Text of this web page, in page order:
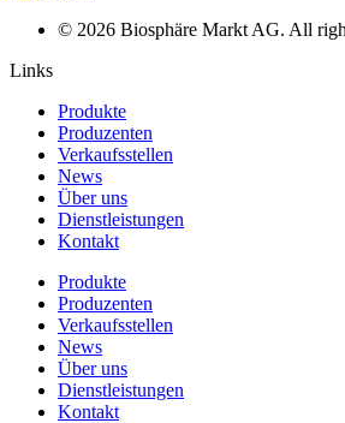
© 2026 Biosphäre Markt AG. All
Links
Produkte
Produzenten
Verkaufsstellen
News
Über uns
Dienstleistungen
Kontakt
Produkte
Produzenten
Verkaufsstellen
News
Über uns
Dienstleistungen
Kontakt